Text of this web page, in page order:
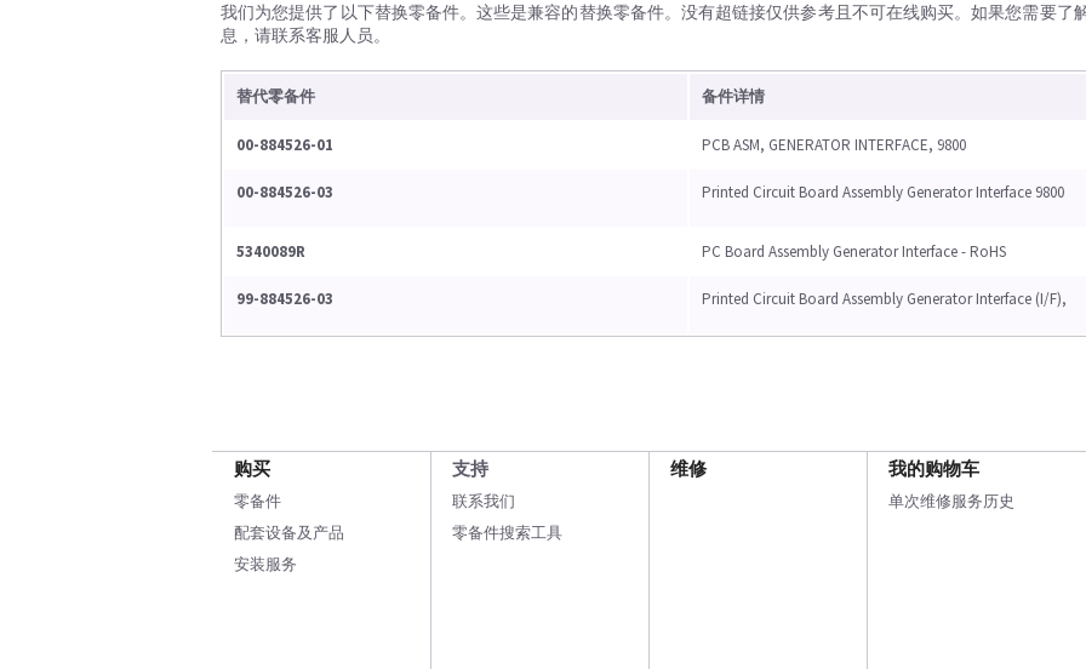
我们为您提供了以下替换零备件。这些是兼容的替换零备件。没有超链接仅供参考且不可在线购买。如果您需要了
息，请联系客服人员。
替代零备件 备件详情
00-884526-01 PCB ASM, GENERATOR INTERFACE, 9800
00-884526-03 Printed Circuit Board Assembly Generator Interface 9800
5340089R PC Board Assembly Generator Interface - RoHS
99-884526-03 Printed Circuit Board Assembly Generator Interface (I/F),
购买
零备件
配套设备及产品
安装服务
支持
联系我们
零备件搜索工具
维修 我的购物车
单次维修服务历史